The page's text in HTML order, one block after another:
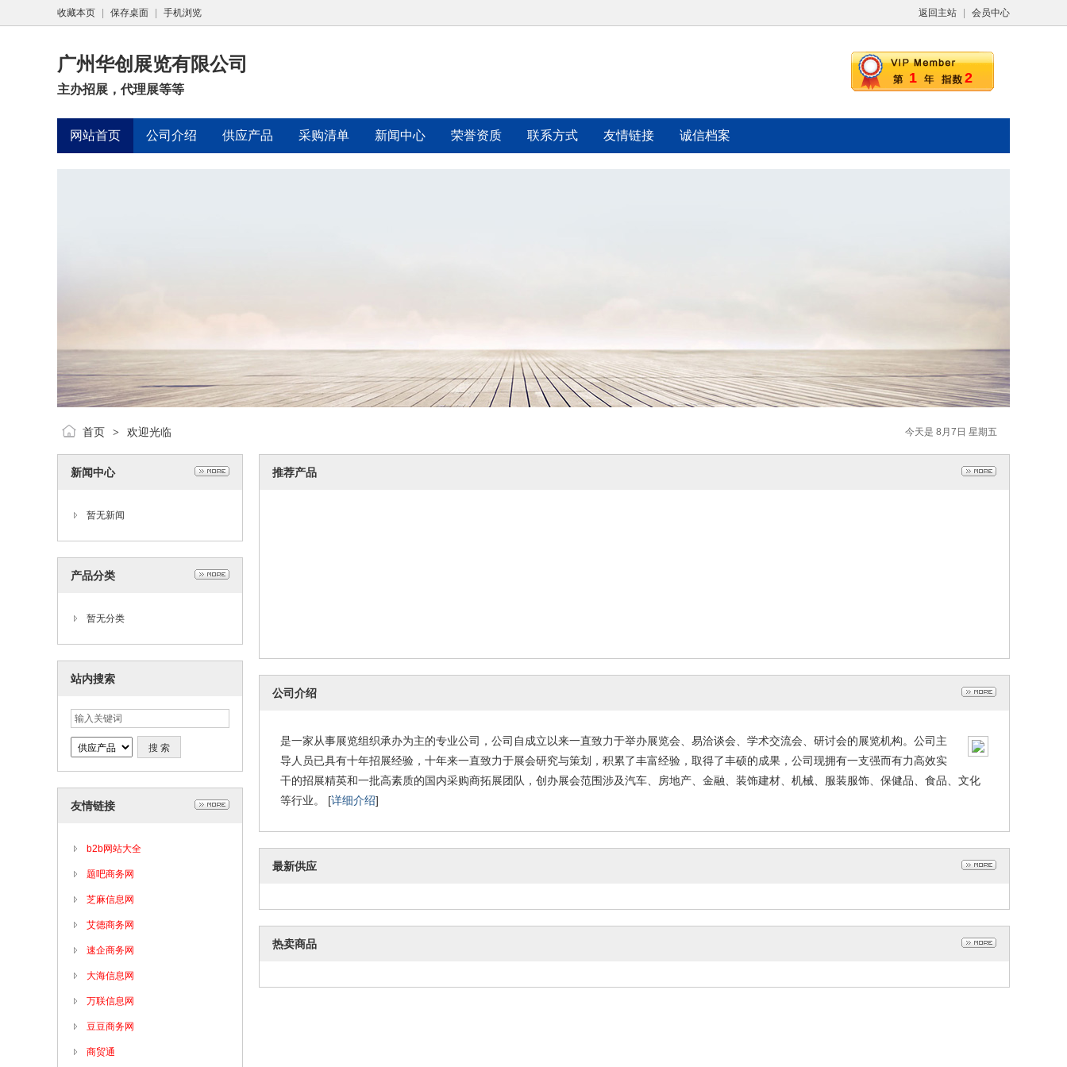
返回主站 会员中心
收藏本页 保存桌面 手机浏览
1 2
广州华创展览有限公司
主办招展，代理展等等
网站首页 公司介绍 供应产品 采购清单 新闻中心 荣誉资质 联系方式 友情链接 诚信档案
今天是 8月7日 星期五
首页 > 欢迎光临
新闻中心
暂无新闻
产品分类
暂无分类
站内搜索
友情链接
b2b网站大全
题吧商务网
芝麻信息网
艾德商务网
速企商务网
大海信息网
万联信息网
豆豆商务网
商贸通
推荐产品
公司介绍
是一家从事展览组织承办为主的专业公司，公司自成立以来一直致力于举办展览会、易洽谈会、学术交流会、研讨会的展览机构。公司主
导人员已具有十年招展经验，十年来一直致力于展会研究与策划，积累了丰富经验，取得了丰硕的成果，公司现拥有一支强而有力高效实
干的招展精英和一批高素质的国内采购商拓展团队，创办展会范围涉及汽车、房地产、金融、装饰建材、机械、服装服饰、保健品、食品、文化
等行业。 [详细介绍]
最新供应
热卖商品